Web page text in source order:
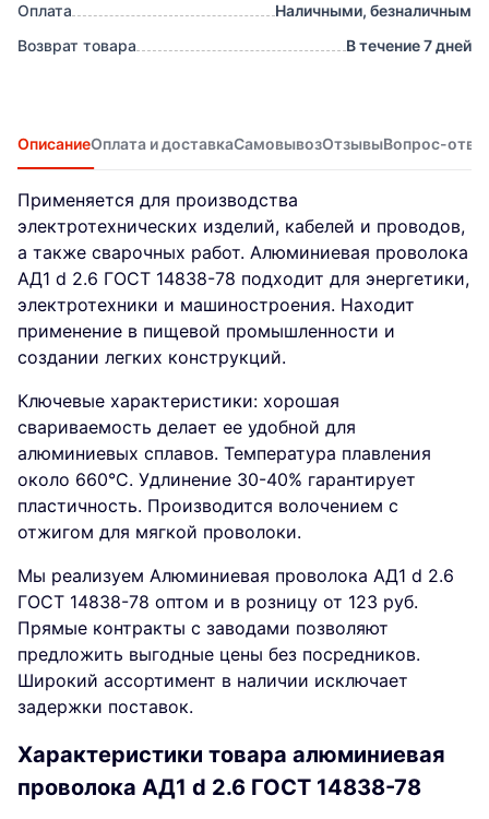
Оплата
Наличными, безналичным
Возврат товара
В течение 7 дней
ОписаниеОплата и доставкаСамовывозОтзывыВопрос-
Применяется для производства
электротехнических изделий, кабелей и проводов,
а также сварочных работ. Алюминиевая проволока
АД1 d 2.6 ГОСТ 14838-78 подходит для энергетики,
электротехники и машиностроения. Находит
применение в пищевой промышленности и
создании легких конструкций.
Ключевые характеристики: хорошая
свариваемость делает ее удобной для
алюминиевых сплавов. Температура плавления
около 660°C. Удлинение 30-40% гарантирует
пластичность. Производится волочением с
отжигом для мягкой проволоки.
Мы реализуем Алюминиевая проволока АД1 d 2.6
ГОСТ 14838-78 оптом и в розницу от 123 руб.
Прямые контракты с заводами позволяют
предложить выгодные цены без посредников.
Широкий ассортимент в наличии исключает
задержки поставок.
Характеристики товара алюминиевая
проволока АД1 d 2.6 ГОСТ 14838-78